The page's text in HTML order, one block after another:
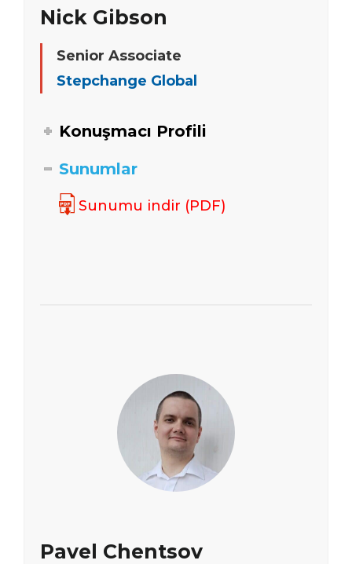
Nick Gibson
Senior Associate
Stepchange Global
Konuşmacı Profili
Sunumlar
Sunumu indir (PDF)
Pavel Chentsov